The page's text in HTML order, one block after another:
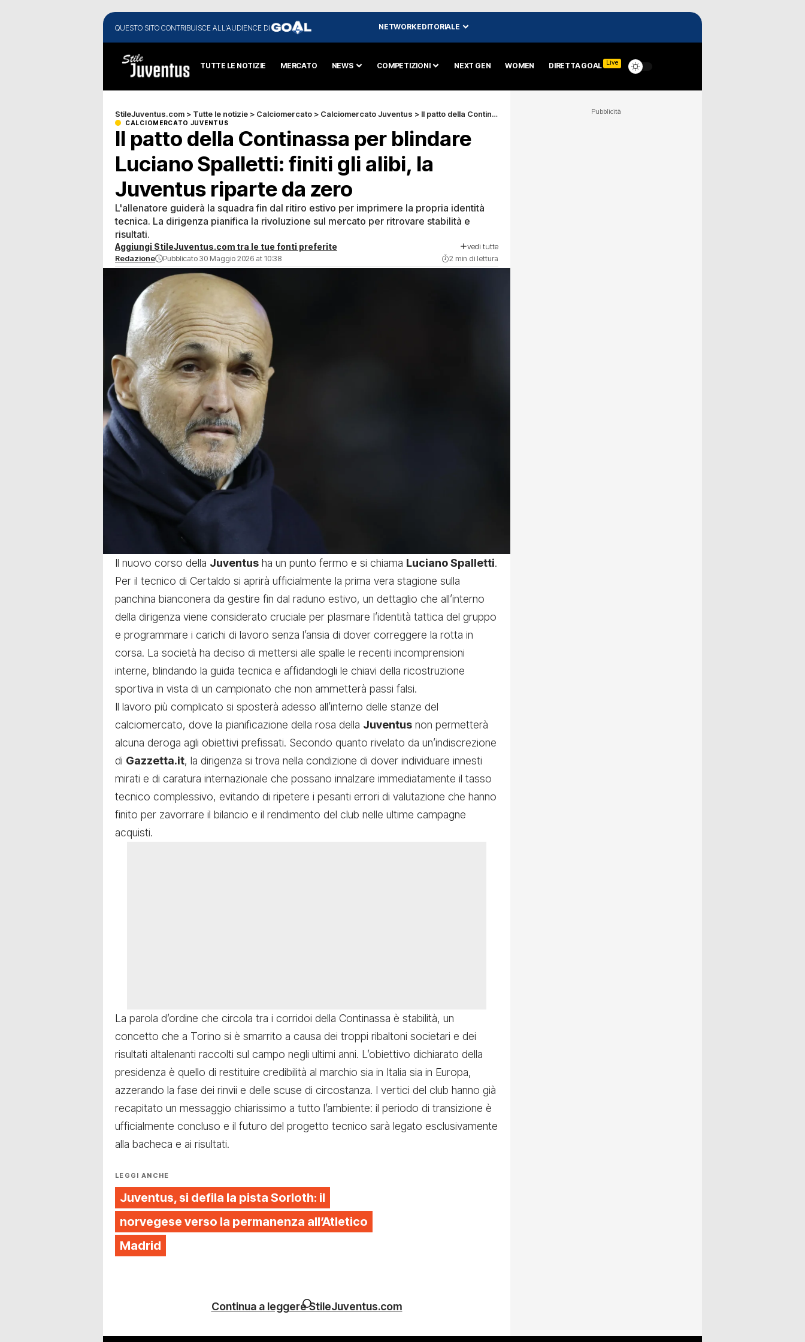
QUESTO SITO CONTRIBUISCE ALL'AUDIENCE DI NETWORK EDITORIALE
TUTTE LE NOTIZIE MERCATO NEWS COMPETIZIONI NEXT GEN WOMEN DIRETTA GOAL Live
StileJuventus.com > Tutte le notizie > Calciomercato > Calciomercato Juventus > Il patto della Continassa per blindare Luciano Spalletti: finiti gli alibi, la Juventus riparte da zero
CALCIOMERCATO JUVENTUS
Il patto della Continassa per blindare
Luciano Spalletti: finiti gli alibi, la
Juventus riparte da zero
L'allenatore guiderà la squadra fin dal ritiro estivo per imprimere la propria identità
tecnica. La dirigenza pianifica la rivoluzione sul mercato per ritrovare stabilità e
risultati.
Aggiungi StileJuventus.com tra le tue fonti preferite vedi tutte
Redazione Pubblicato 30 Maggio 2026 at 10:38 2 min di lettura
Il nuovo corso della Juventus ha un punto fermo e si chiama Luciano Spalletti.
Per il tecnico di Certaldo si aprirà ufficialmente la prima vera stagione sulla
panchina bianconera da gestire fin dal raduno estivo, un dettaglio che all’interno
della dirigenza viene considerato cruciale per plasmare l’identità tattica del gruppo
e programmare i carichi di lavoro senza l’ansia di dover correggere la rotta in
corsa. La società ha deciso di mettersi alle spalle le recenti incomprensioni
interne, blindando la guida tecnica e affidandogli le chiavi della ricostruzione
sportiva in vista di un campionato che non ammetterà passi falsi.
Il lavoro più complicato si sposterà adesso all’interno delle stanze del
calciomercato, dove la pianificazione della rosa della Juventus non permetterà
alcuna deroga agli obiettivi prefissati. Secondo quanto rivelato da un’indiscrezione
di Gazzetta.it, la dirigenza si trova nella condizione di dover individuare innesti
mirati e di caratura internazionale che possano innalzare immediatamente il tasso
tecnico complessivo, evitando di ripetere i pesanti errori di valutazione che hanno
finito per zavorrare il bilancio e il rendimento del club nelle ultime campagne
acquisti.
La parola d’ordine che circola tra i corridoi della Continassa è stabilità, un
concetto che a Torino si è smarrito a causa dei troppi ribaltoni societari e dei
risultati altalenanti raccolti sul campo negli ultimi anni. L’obiettivo dichiarato della
presidenza è quello di restituire credibilità al marchio sia in Italia sia in Europa,
azzerando la fase dei rinvii e delle scuse di circostanza. I vertici del club hanno già
recapitato un messaggio chiarissimo a tutto l’ambiente: il periodo di transizione è
ufficialmente concluso e il futuro del progetto tecnico sarà legato esclusivamente
alla bacheca e ai risultati.
LEGGI ANCHE
Juventus, si defila la pista Sorloth: il
norvegese verso la permanenza all’Atletico
Madrid
Continua a leggere StileJuventus.com
Pubblicità